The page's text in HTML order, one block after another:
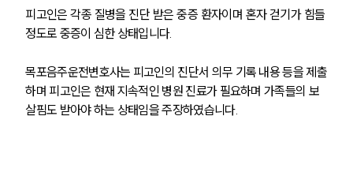
피고인은 각종 질병을 진단 받은 중증 환자이며 혼자 걷기가 힘들
정도로 중증이 심한 상태입니다.
목포음주운전변호사는 피고인의 진단서 의무 기록 내용 등을 제출
하며 피고인은 현재 지속적인 병원 진료가 필요하며 가족들의 보
살핌도 받아야 하는 상태임을 주장하였습니다.